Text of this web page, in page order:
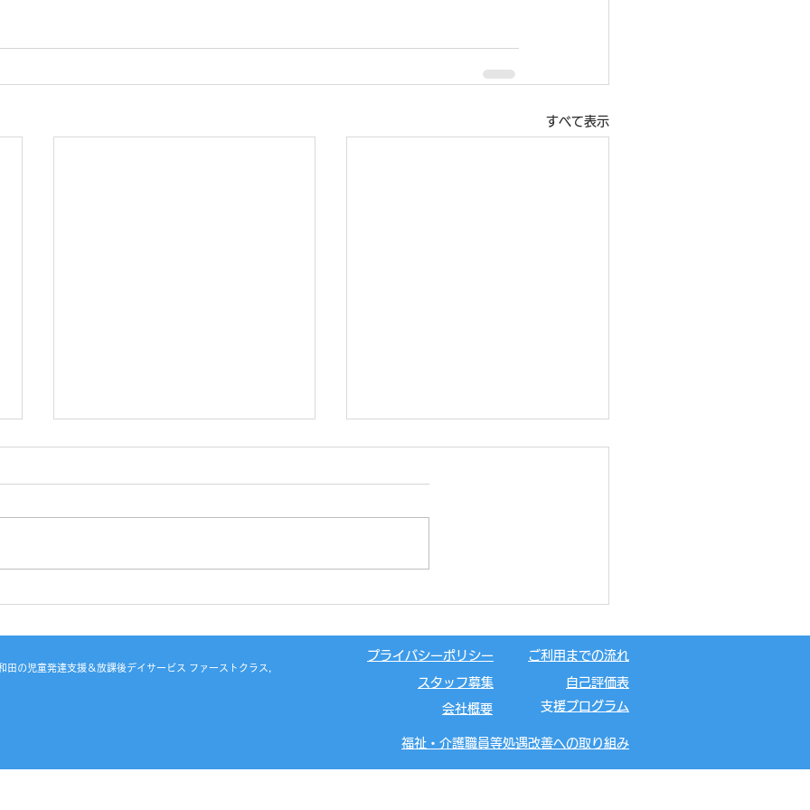
すべて表示
児童発達支援＆放課後デイサービス ファーストクラス,
プライバシーポリシー
スタッフ募集
ご利用までの流れ
自己評価表
会社概要
福祉・介護職員等処遇改善への取り組み
​支援プログラム